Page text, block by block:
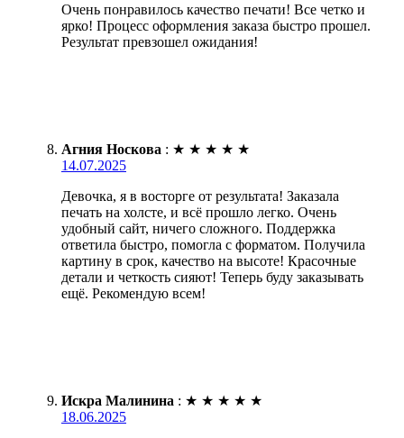
Очень понравилось качество печати! Все четко и
ярко! Процесс оформления заказа быстро прошел.
Результат превзошел ожидания!
Агния Носкова : ★ ★ ★ ★ ★
14.07.2025
Девочка, я в восторге от результата! Заказала
печать на холсте, и всё прошло легко. Очень
удобный сайт, ничего сложного. Поддержка
ответила быстро, помогла с форматом. Получила
картину в срок, качество на высоте! Красочные
детали и четкость сияют! Теперь буду заказывать
ещё. Рекомендую всем!
Искра Малинина : ★ ★ ★ ★ ★
18.06.2025